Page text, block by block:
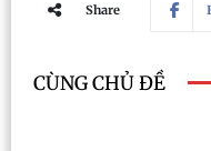
Share
CÙNG CHỦ ĐỀ